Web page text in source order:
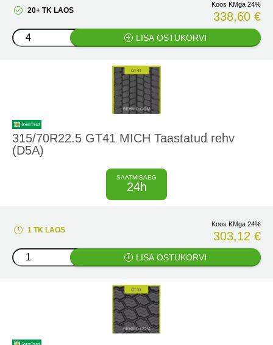
20+ TK LAOS
Koos KMga 24%
338,60 €
LISA OSTUKORVI
315/70R22.5 GT41 MICH Taastatud rehv
(D5A)
SAATMISAEG
24h
1 TK LAOS
Koos KMga 24%
303,12 €
LISA OSTUKORVI